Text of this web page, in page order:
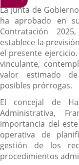
La Junta de
ha aprobado en
Contratación
establece la
el presente
vinculante,
valor estimado de
posibles prórrogas.
El concejal de
Administrativa,
importancia del
operativa de
gestión de los
procedimientos